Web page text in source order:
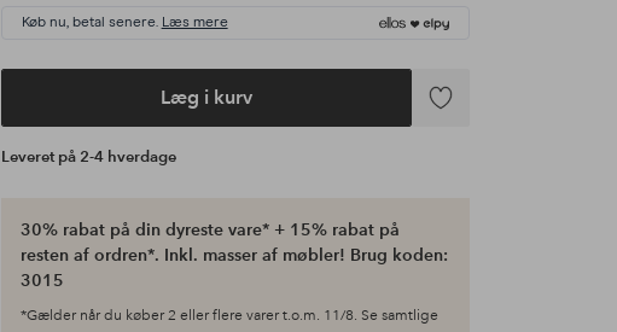
Køb nu, betal senere. Læs mere
Læg i kurv
Tilføj
Leveret på 2-4 hverdage
30% rabat på din dyreste vare* + 15% rabat på
resten af ordren*. Inkl. masser af møbler! Brug koden:
3015
*Gælder når du køber 2 eller flere varer t.o.m. 11/8. Se samtlige